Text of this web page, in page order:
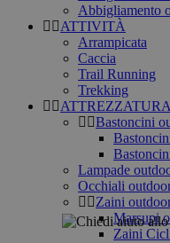
Abbigliamento
ATTIVITÀ
Arrampicata
Caccia
Trail Running
Trekking
Bastoncini
Lampade
Occhiali
Zaini
Marsupi
Zaini